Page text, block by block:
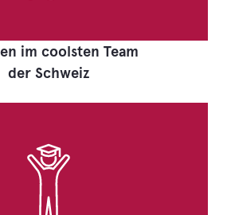
im coolsten Team
der Schweiz